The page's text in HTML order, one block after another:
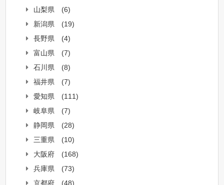
山梨県
(6)
新潟県
(19)
長野県
(4)
富山県
(7)
石川県
(8)
福井県
(7)
愛知県
(111)
岐阜県
(7)
静岡県
(28)
三重県
(10)
大阪府
(168)
兵庫県
(73)
京都府
(48)